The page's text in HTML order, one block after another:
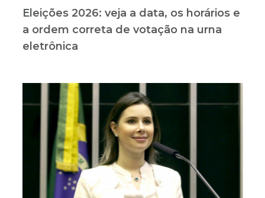
Eleições 2026: veja a data, os horários e
a ordem correta de votação na urna
eletrônica